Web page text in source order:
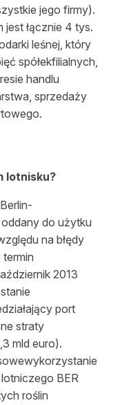
jego firmy).
jest łącznie 4 tys.
leśnej, który
spółekfilialnych,
handlu
sprzedaży
lotnisku?
oddany do użytku
na błędy
2013
port
straty
mld euro).
BER
roślin